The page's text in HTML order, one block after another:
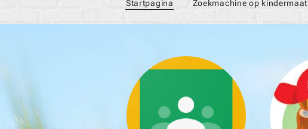
Startpagina Zoekmachine op kindermaat